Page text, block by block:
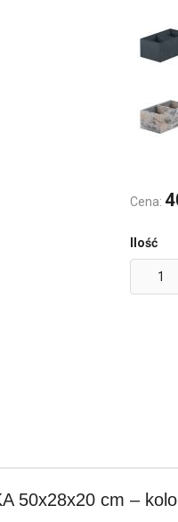
Cena:
Ilość
50x28x20 cm –